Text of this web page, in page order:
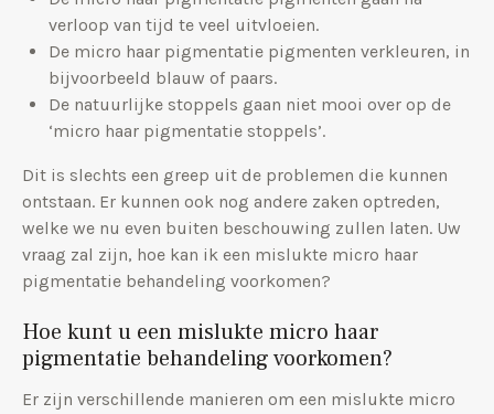
verloop van tijd te veel uitvloeien.
De micro haar pigmentatie pigmenten verkleuren, in
bijvoorbeeld blauw of paars.
De natuurlijke stoppels gaan niet mooi over op de
‘micro haar pigmentatie stoppels’.
Dit is slechts een greep uit de problemen die kunnen
ontstaan. Er kunnen ook nog andere zaken optreden,
welke we nu even buiten beschouwing zullen laten. Uw
vraag zal zijn, hoe kan ik een mislukte micro haar
pigmentatie behandeling voorkomen?
Hoe kunt u een mislukte micro haar
pigmentatie behandeling voorkomen?
Er zijn verschillende manieren om een mislukte micro